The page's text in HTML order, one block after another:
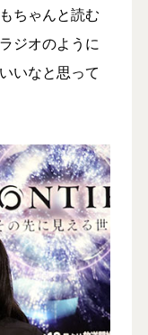
ちゃんと読む
ジオのように
いなと思って